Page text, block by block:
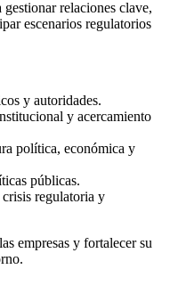
gestionar relaciones clave,
escenarios regulatorios
y autoridades.
y acercamiento
política, económica y
públicas.
regulatoria y
empresas y fortalecer su